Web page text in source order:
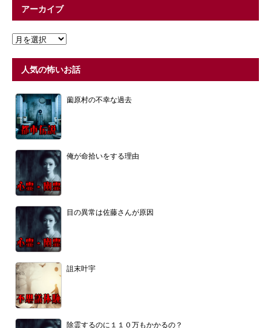
アーカイブ
人気の怖いお話
薗原村の不幸な過去
俺が命拾いをする理由
目の異常は佐藤さんが原因
詛末叶宇
除霊するのに１１０万もかかるの？